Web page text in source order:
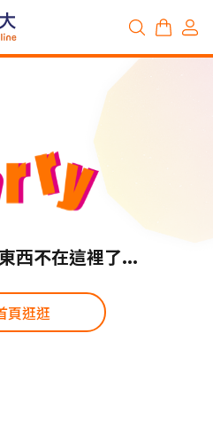
西不在這裡了...
頁逛逛